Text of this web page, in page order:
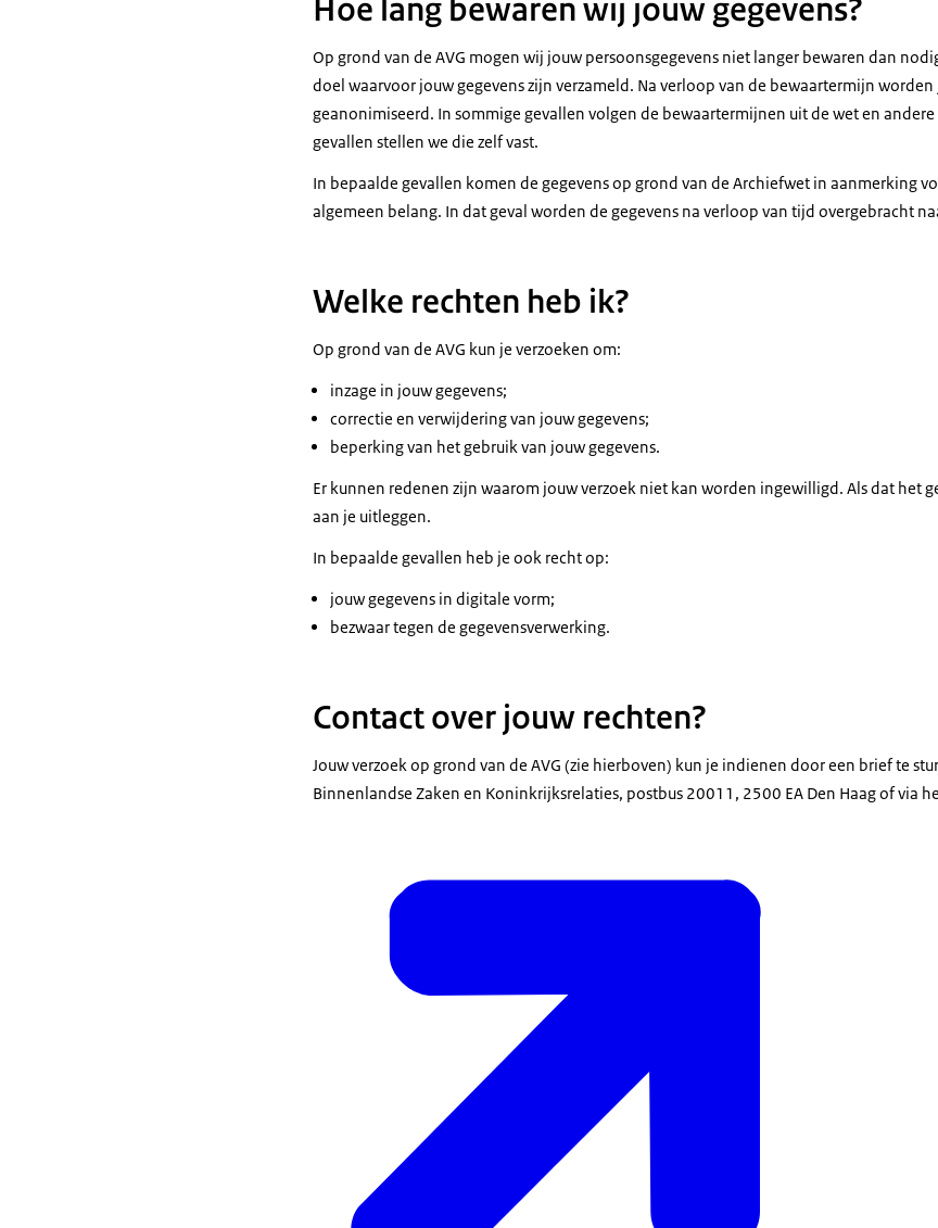
Hoe lang bewaren wij jouw gegevens?
Op grond van de AVG mogen wij jouw persoonsgegevens niet langer bewaren dan
doel waarvoor jouw gegevens zijn verzameld. Na verloop van de bewaartermijn
geanonimiseerd. In sommige gevallen volgen de bewaartermijnen uit de wet en
gevallen stellen we die zelf vast.
In bepaalde gevallen komen de gegevens op grond van de Archiefwet in aanmerking
algemeen belang. In dat geval worden de gegevens na verloop van tijd overgebracht
Welke rechten heb ik?
Op grond van de AVG kun je verzoeken om:
inzage in jouw gegevens;
correctie en verwijdering van jouw gegevens;
beperking van het gebruik van jouw gegevens.
Er kunnen redenen zijn waarom jouw verzoek niet kan worden ingewilligd. Als dat het
aan je uitleggen.
In bepaalde gevallen heb je ook recht op:
jouw gegevens in digitale vorm;
bezwaar tegen de gegevensverwerking.
Contact over jouw rechten?
Jouw verzoek op grond van de AVG (zie hierboven) kun je indienen door een brief te
Binnenlandse Zaken en Koninkrijksrelaties, postbus 20011, 2500 EA Den Haag of via